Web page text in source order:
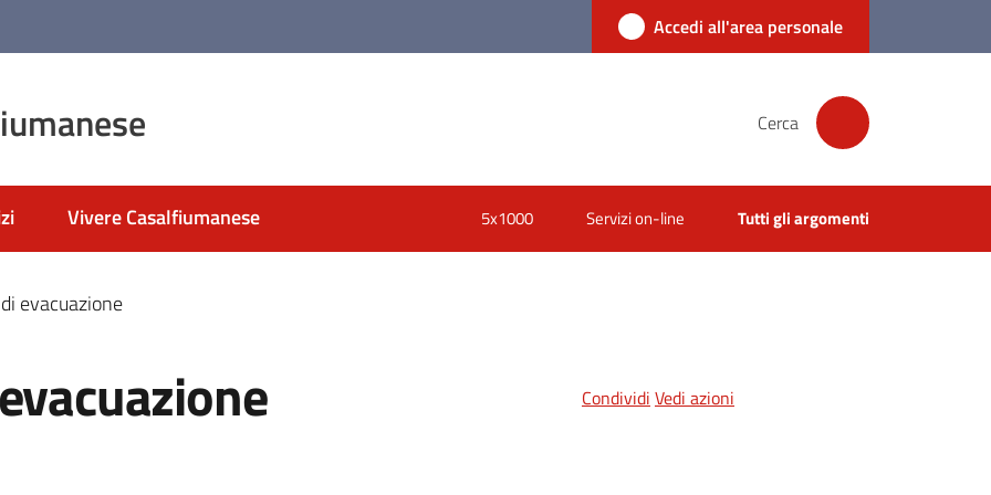
Accedi all'area personale
Cerca
Vivere Casalfiumanese 5x1000 Servizi on-line Tutti gli argomenti
evacuazione
Condividi Vedi azioni